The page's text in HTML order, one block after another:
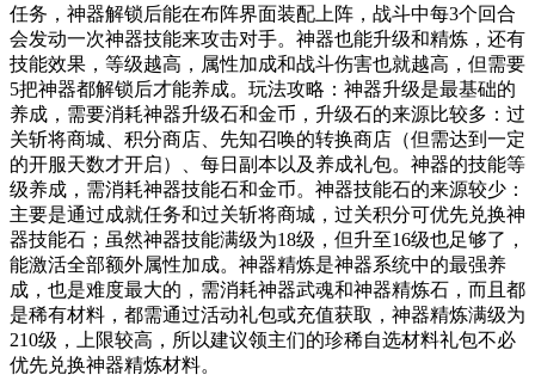
任务，神器解锁后能在布阵界面装配上阵，战斗中每3个回合
会发动一次神器技能来攻击对手。神器也能升级和精炼，还有
技能效果，等级越高，属性加成和战斗伤害也就越高，但需要
5把神器都解锁后才能养成。玩法攻略：神器升级是最基础的
养成，需要消耗神器升级石和金币，升级石的来源比较多：过
关斩将商城、积分商店、先知召唤的转换商店（但需达到一定
的开服天数才开启）、每日副本以及养成礼包。神器的技能等
级养成，需消耗神器技能石和金币。神器技能石的来源较少：
主要是通过成就任务和过关斩将商城，过关积分可优先兑换神
器技能石；虽然神器技能满级为18级，但升至16级也足够了，
能激活全部额外属性加成。神器精炼是神器系统中的最强养
成，也是难度最大的，需消耗神器武魂和神器精炼石，而且都
是稀有材料，都需通过活动礼包或充值获取，神器精炼满级为
210级，上限较高，所以建议领主们的珍稀自选材料礼包不必
优先兑换神器精炼材料。